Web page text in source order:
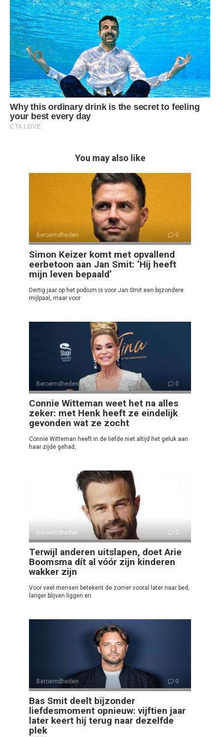
You may also like
Beroemdheden 0
Simon Keizer komt met opvallend
eerbetoon aan Jan Smit: ‘Hij heeft
mijn leven bepaald’
Dertig jaar op het podium is voor Jan Smit een bijzondere
mijlpaal, maar voor
Beroemdheden 0
Connie Witteman weet het na alles
zeker: met Henk heeft ze eindelijk
gevonden wat ze zocht
Connie Witteman heeft in de liefde niet altijd het geluk aan
haar zijde gehad,
Beroemdheden 0
Terwijl anderen uitslapen, doet Arie
Boomsma dít al vóór zijn kinderen
wakker zijn
Voor veel mensen betekent de zomer vooral later naar bed,
langer blijven liggen en
Beroemdheden 0
Bas Smit deelt bijzonder
liefdesmoment opnieuw: vijftien jaar
later keert hij terug naar dezelfde
plek